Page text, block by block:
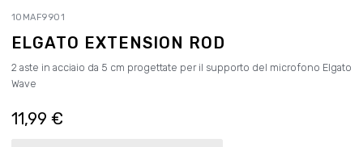
10MAF9901
ELGATO EXTENSION ROD
2 aste in acciaio da 5 cm progettate per il supporto del microfono Elgato
Wave
11,99 €